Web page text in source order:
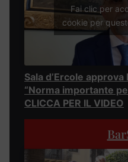
Fai clic per
cookie per
Sala d’Ercole
“Norma importante
CLICCA PER IL VIDEO